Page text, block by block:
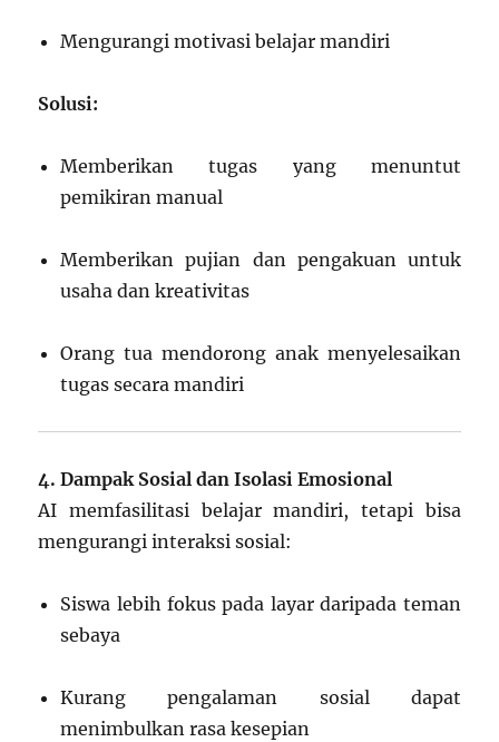
Mengurangi motivasi belajar mandiri
Solusi:
Memberikan tugas yang menuntut
pemikiran manual
Memberikan pujian dan pengakuan untuk
usaha dan kreativitas
Orang tua mendorong anak menyelesaikan
tugas secara mandiri
4. Dampak Sosial dan Isolasi Emosional
AI memfasilitasi belajar mandiri, tetapi bisa
mengurangi interaksi sosial:
Siswa lebih fokus pada layar daripada teman
sebaya
Kurang pengalaman sosial dapat
menimbulkan rasa kesepian